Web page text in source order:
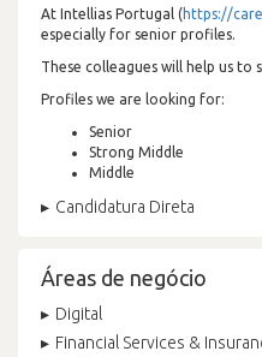
At Intellias Portugal (https://
especially for senior profiles.
These colleagues will help us to
Profiles we are looking for:
Senior
Strong Middle
Middle
Candidatura Direta
Áreas de negócio
Digital
Financial Services &